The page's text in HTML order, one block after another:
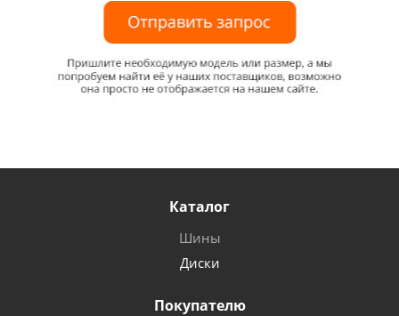
Каталог
Шины
Диски
Покупателю